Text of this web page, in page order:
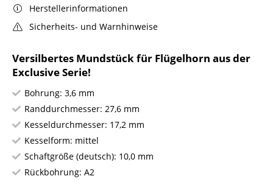
Versilbertes Mundstück für Flügelhorn aus der
Exclusive Serie!
Bohrung: 3,6 mm
Randdurchmesser: 27,6 mm
Kesseldurchmesser: 17,2 mm
Kesselform: mittel
Schaftgröße (deutsch): 10,0 mm
Rückbohrung: A2
Herstellerinformationen
Sicherheits- und Warnhinweise